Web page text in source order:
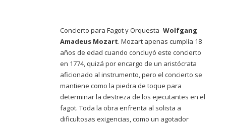
Concierto para Fagot y Orquesta-Wolfgang
Amadeus Mozart. Mozart apenas cumplía 18
años de edad cuando concluyó este concierto
en 1774, quizá por encargo de un aristócrata
aficionado al instrumento, pero el concierto se
mantiene como la piedra de toque para
determinar la destreza de los ejecutantes en el
fagot. Toda la obra enfrenta al solista a
dificultosas exigencias, como un agotador